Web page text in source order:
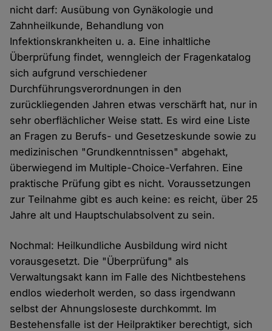
nicht darf: Ausübung von Gynäkologie und
Zahnheilkunde, Behandlung von
Infektionskrankheiten u. a. Eine inhaltliche
Überprüfung findet, wenngleich der Fragenkatalog
sich aufgrund verschiedener
Durchführungsverordnungen in den
zurückliegenden Jahren etwas verschärft hat, nur in
sehr oberflächlicher Weise statt. Es wird eine Liste
an Fragen zu Berufs- und Gesetzeskunde sowie zu
medizinischen "Grundkenntnissen" abgehakt,
überwiegend im Multiple-Choice-Verfahren. Eine
praktische Prüfung gibt es nicht. Voraussetzungen
zur Teilnahme gibt es auch keine: es reicht, über 25
Jahre alt und Hauptschulabsolvent zu sein.
Nochmal: Heilkundliche Ausbildung wird nicht
vorausgesetzt. Die "Überprüfung" als
Verwaltungsakt kann im Falle des Nichtbestehens
endlos wiederholt werden, so dass irgendwann
selbst der Ahnungsloseste durchkommt. Im
Bestehensfalle ist der Heilpraktiker berechtigt, sich